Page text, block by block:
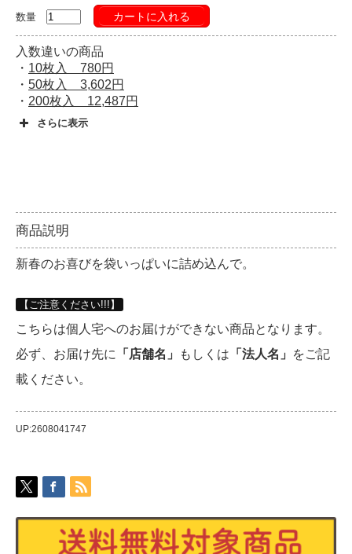
数量 カートに入れる
入数違いの商品
・ 10枚入 780円
・ 50枚入 3,602円
・ 200枚入 12,487円
さらに表示
商品説明
新春のお喜びを袋いっぱいに詰め込んで。
【ご注意ください!!!】
こちらは個人宅へのお届けができない商品となります。
必ず、お届け先に
「店舗名」 もしくは 「法人名」
をご記
載ください。
UP:2608041747